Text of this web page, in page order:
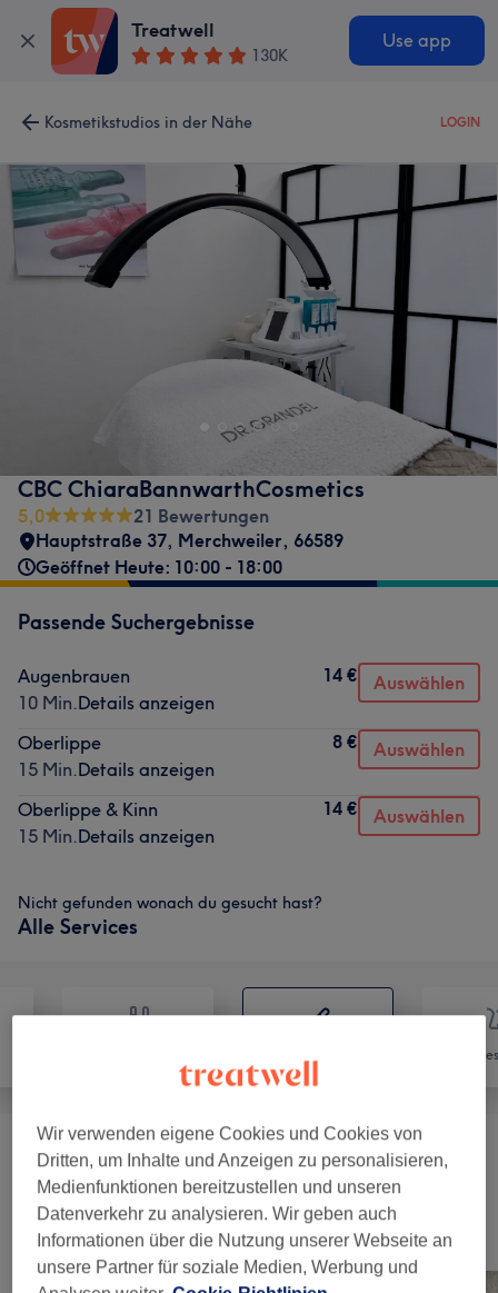
Treatwell
130K
Use app
Kosmetikstudios in der Nähe LOGIN
CBC ChiaraBannwarthCosmetics
5,0
21 Bewertungen
Hauptstraße 37, Merchweiler, 66589
Geöffnet Heute: 10:00 - 18:00
Passende Suchergebnisse
Augenbrauen
10 Min.Details anzeigen
14 € Auswählen
Oberlippe
15 Min.Details anzeigen
8 € Auswählen
Oberlippe & Kinn
15 Min.Details anzeigen
14 € Auswählen
Nicht gefunden wonach du gesucht hast?
Alle Services
Waxing ( 4) ab 8 €
Unsere Arbeit
Bild anklicken für weitere Details
Wir verwenden eigene Cookies und Cookies von
Dritten, um Inhalte und Anzeigen zu personalisieren,
Medienfunktionen bereitzustellen und unseren
Datenverkehr zu analysieren. Wir geben auch
Informationen über die Nutzung unserer Webseite an
unsere Partner für soziale Medien, Werbung und